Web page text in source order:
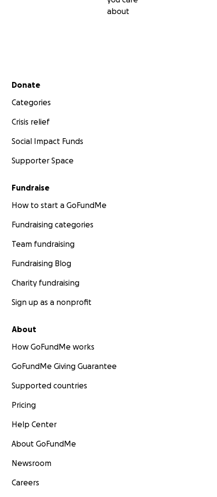
Mein Pferd war vorher nie krank oder verletzt, aber
im Winter mit ihr den Stall wechseln musste verfolgt
Ich tue gerade alles, um so schnell wie möglich einen
mein Kindheits- & Lebenstraum:
about
Secondary menu
Donate
Categories
Crisis relief
Social Impact Funds
Supporter Space
Fundraise
How to start a GoFundMe
Fundraising categories
Team fundraising
Fundraising Blog
Charity fundraising
Sign up as a nonprofit
About
How GoFundMe works
GoFundMe Giving Guarantee
Supported countries
Pricing
Help Center
About GoFundMe
Newsroom
Careers